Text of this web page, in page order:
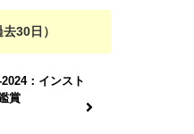
30日）
：インスト
賞